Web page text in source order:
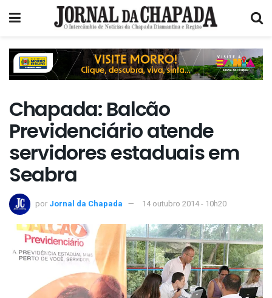
Chapada: Balcão
Previdenciário atende
servidores estaduais em
Seabra
por Jornal da Chapada 14 outubro 2014 - 10h20